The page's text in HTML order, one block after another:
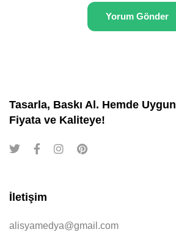
Tasarla, Baskı Al. Hemde Uygun
Fiyata ve Kaliteye!
İletişim
alisyamedya@gmail.com